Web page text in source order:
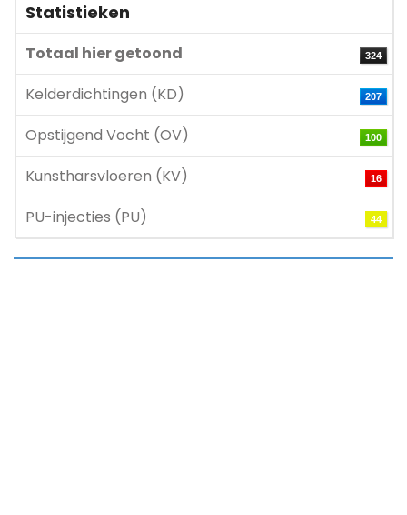
Statistieken
Totaal hier getoond 324
Kelderdichtingen (KD) 207
Opstijgend Vocht (OV) 100
Kunstharsvloeren (KV) 16
PU-injecties (PU) 44